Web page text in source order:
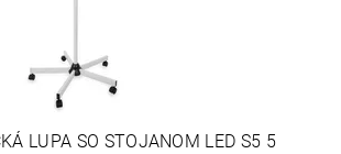
LUPA SO STOJANOM LED S5 5